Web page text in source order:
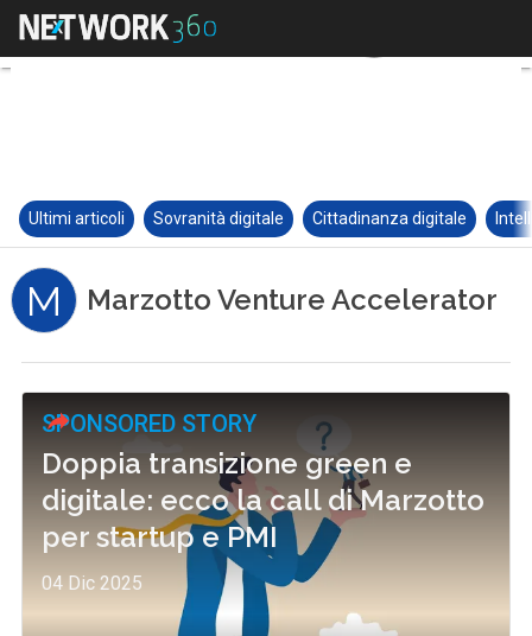
Ultimi articoli Sovranità digitale Cittadinanza digitale
M Marzotto Venture Accelerator
SPONSORED STORY
Doppia transizione green e
digitale: ecco la call di Marzotto
per startup e PMI
04 Dic 2025